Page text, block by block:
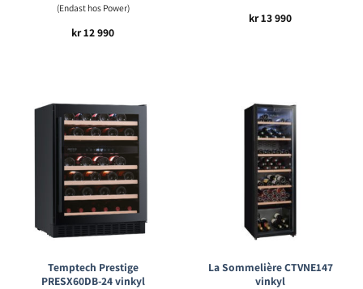
(Endast hos Power)
kr12 990
kr13 990
Temptech Prestige
PRESX60DB-24 vinkyl
La Sommelière CTVNE147
vinkyl